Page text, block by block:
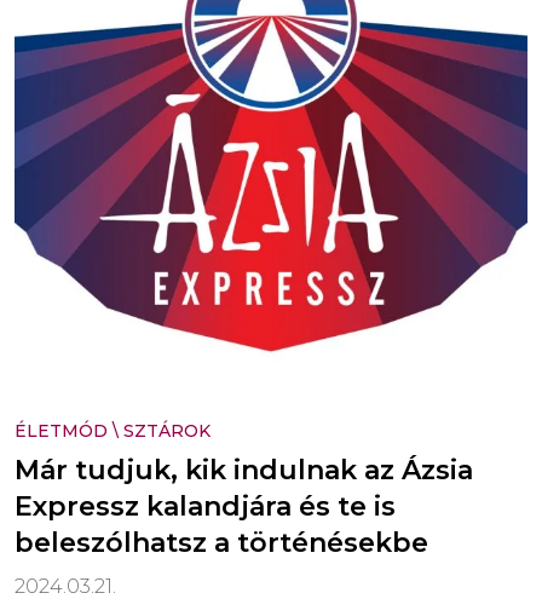
ÉLETMÓD \ SZTÁROK
Már tudjuk, kik indulnak az Ázsia
Expressz kalandjára és te is
beleszólhatsz a történésekbe
2024.03.21.